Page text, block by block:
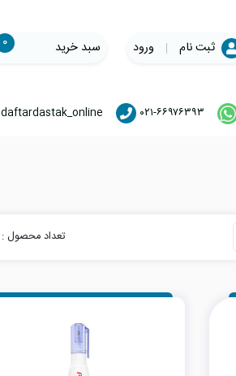
ثبت نام ورود سبد خرید ۰
۰۲۱-۶۶۹۷۶۳۹۳ daftardastak_online
تعداد محصول :